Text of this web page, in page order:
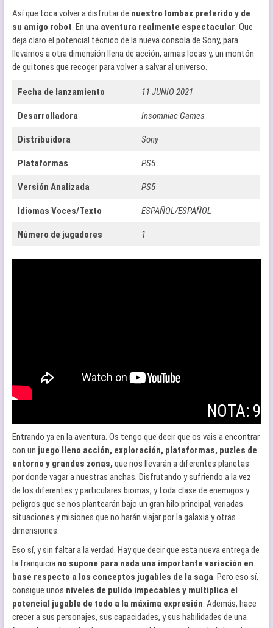
Así que toca volver a disfrutar de nuestro lombax preferido y de
su amigo robot . En una aventura realmente espectacular . Que
deja claro el potencial técnico de la nueva consola de Sony, para
llevarnos a otra dimensión llena de acción, armas locas y, un montón
de guitones que recoger para volver a salvar al universo.
Fecha de lanzamiento 11 JUNIO 2021
Desarrolladora Insomniac Games
Distribuidora Sony
Plataformas PS5
Versión Analizada PS5
Idiomas Voces/Texto ESPAÑOL/ESPAÑOL
Número de jugadores 1
NOTA: 9
Entrando ya en la aventura. Os tengo que decir que os vais a encontrar
con un juego lleno acción, exploración, plataformas, puzles de
entorno y grandes zonas, que nos llevarán a diferentes planetas
por donde vagar a nuestras anchas. Disfrutando y sufriendo a la vez
de los diferentes y particulares biomas, y toda clase de enemigos y
peligros que se nos plantearán bajo un gran hilo principal, variadas
situaciones y misiones que no harán viajar por la galaxia y otras
dimensiones.
Eso sí, y sin faltar a la verdad. Hay que decir que esta nueva entrega de
la franquicia no supone para nada una importante variación en
base respecto a los conceptos jugables de la saga. Pero eso sí,
consigue unos niveles de pulido impecables y multiplica el
potencial jugable de todo a la máxima expresión. Además, hace
crecer a sus personajes, sus capacidades, y sus habilidades de una